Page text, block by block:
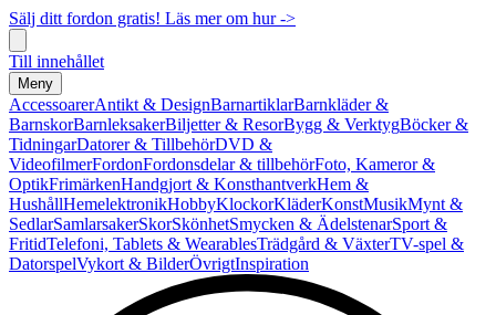
Sälj ditt fordon gratis! Läs mer om hur ->
Till innehållet
Meny
AccessoarerAntikt & DesignBarnartiklarBarnkläder &
BarnskorBarnleksakerBiljetter & ResorBygg & VerktygBöcker &
TidningarDatorer & TillbehörDVD &
VideofilmerFordonFordonsdelar & tillbehörFoto, Kameror &
OptikFrimärkenHandgjort & KonsthantverkHem &
HushållHemelektronikHobbyKlockorKläderKonstMusikMynt &
SedlarSamlarsakerSkorSkönhetSmycken & ÄdelstenarSport &
FritidTelefoni, Tablets & WearablesTrädgård & VäxterTV-spel &
DatorspelVykort & BilderÖvrigtInspiration